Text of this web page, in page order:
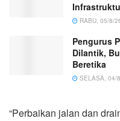
RABU, 05/8/
Pengurus
Dilantik,
Beretika
SELASA, 04/
“Perbaikan jalan dan